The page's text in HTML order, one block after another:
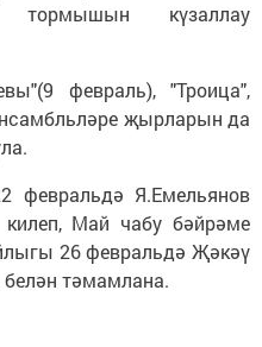
тормышын күзаллау
февраль), "Троица",
җырларын да
февральдә Я.Емельянов
килеп, Май чабу бәйрәме
26 февральдә Җәкәү
тәмамлана.